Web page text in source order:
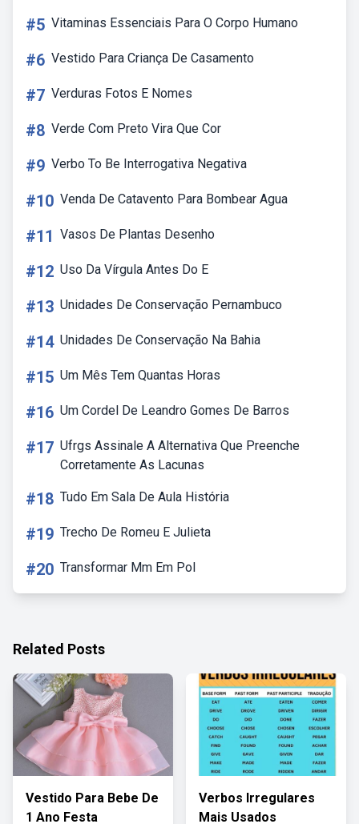
#5 Vitaminas Essenciais Para O Corpo Humano
#6 Vestido Para Criança De Casamento
#7 Verduras Fotos E Nomes
#8 Verde Com Preto Vira Que Cor
#9 Verbo To Be Interrogativa Negativa
#10 Venda De Catavento Para Bombear Agua
#11 Vasos De Plantas Desenho
#12 Uso Da Vírgula Antes Do E
#13 Unidades De Conservação Pernambuco
#14 Unidades De Conservação Na Bahia
#15 Um Mês Tem Quantas Horas
#16 Um Cordel De Leandro Gomes De Barros
#17 Ufrgs Assinale A Alternativa Que Preenche
Corretamente As Lacunas
#18 Tudo Em Sala De Aula História
#19 Trecho De Romeu E Julieta
#20 Transformar Mm Em Pol
Related Posts
Vestido Para Bebe De
1 Ano Festa
Verbos Irregulares
Mais Usados